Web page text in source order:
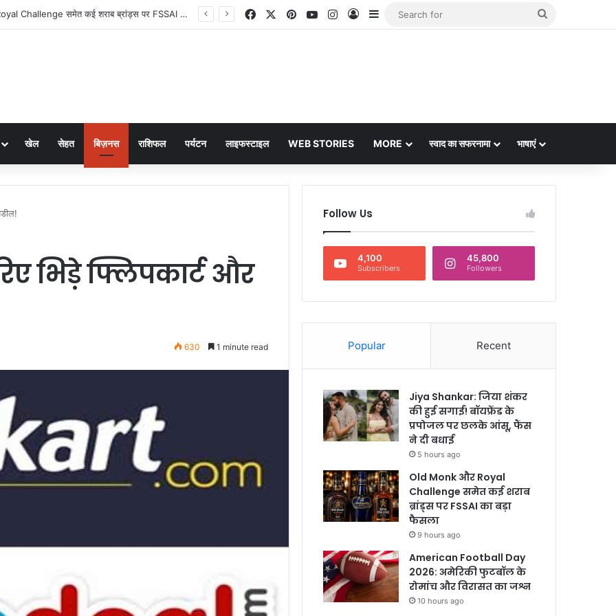
Old Monk और Royal Challenge समेत कई शराब ब्रांड्स पर FSSAI का बड़ा फैसला FacebookPinterestYouTubeInstagram
Log InSidebar
खेल सेहत बिज़नस राशिफल पर्यटन लाइफस्टाइल WEB STORIES MORE स्वाद का सफरनामा भाषाएं
भिड़े फ्लिपकार्ट और
630 1 minute read
Follow Us
4,100
Subscribers
45,800
Followers
Popular Recent
Jiya Shankar: जिया शंकर
की हुई सगाई! बॉयफ्रेंड के
प्रपोजल पर छलके आंसू, फैंस
ने दी बधाई
5 hours ago
Old Monk और Royal
Challenge समेत कई शराब
ब्रांड्स पर FSSAI का बड़ा
फैसला
9 hours ago
American Football Day
2026: अमेरिकी फुटबॉल के
रोमांच और विरासत का जश्न
10 hours ago